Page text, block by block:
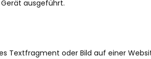
ausgeführt.
Textfragment oder Bild auf einer